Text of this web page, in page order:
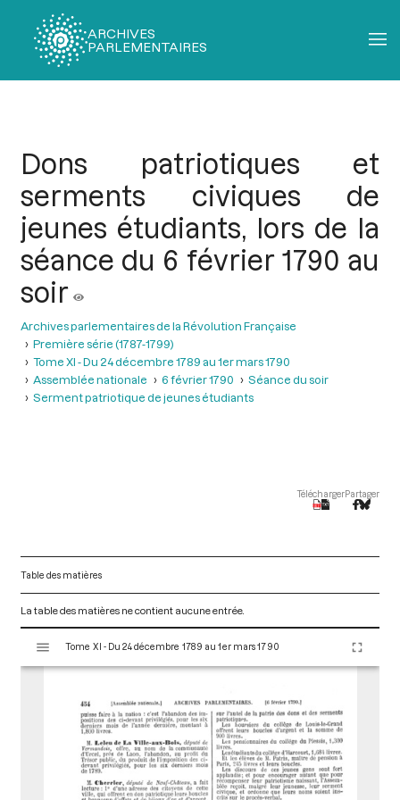
ARCHIVES
PARLEMENTAIRES
Dons patriotiques et
serments civiques de
jeunes étudiants, lors de la
séance du 6 février 1790 au
soir
Archives parlementaires de la Révolution Française
Première série (1787-1799)
Tome XI - Du 24 décembre 1789 au 1er mars 1790
Assemblée nationale
6 février 1790
Séance du soir
Serment patriotique de jeunes étudiants
TéléchargerPartager
Table des matières
La table des matières ne contient aucune entrée.
s
Tome XI - Du 24 décembre 1789 au 1er mars 1790